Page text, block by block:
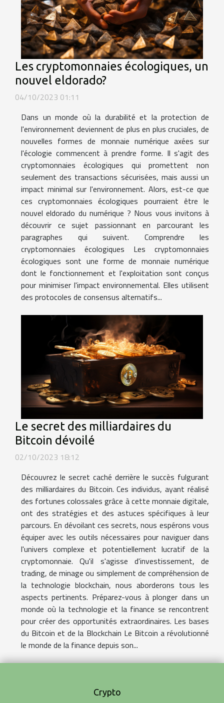
Les cryptomonnaies écologiques, un
nouvel eldorado?
04/10/2023 01:11
Dans un monde où la durabilité et la protection de
l'environnement deviennent de plus en plus cruciales, de
nouvelles formes de monnaie numérique axées sur
l'écologie commencent à prendre forme. Il s'agit des
cryptomonnaies écologiques qui promettent non
seulement des transactions sécurisées, mais aussi un
impact minimal sur l'environnement. Alors, est-ce que
ces cryptomonnaies écologiques pourraient être le
nouvel eldorado du numérique ? Nous vous invitons à
découvrir ce sujet passionnant en parcourant les
paragraphes qui suivent. Comprendre les
cryptomonnaies écologiques Les cryptomonnaies
écologiques sont une forme de monnaie numérique
dont le fonctionnement et l'exploitation sont conçus
pour minimiser l'impact environnemental. Elles utilisent
des protocoles de consensus alternatifs...
Le secret des milliardaires du
Bitcoin dévoilé
02/10/2023 18:12
Découvrez le secret caché derrière le succès fulgurant
des milliardaires du Bitcoin. Ces individus, ayant réalisé
des fortunes colossales grâce à cette monnaie digitale,
ont des stratégies et des astuces spécifiques à leur
parcours. En dévoilant ces secrets, nous espérons vous
équiper avec les outils nécessaires pour naviguer dans
l'univers complexe et potentiellement lucratif de la
cryptomonnaie. Qu'il s'agisse d'investissement, de
trading, de minage ou simplement de compréhension de
la technologie blockchain, nous aborderons tous les
aspects pertinents. Préparez-vous à plonger dans un
monde où la technologie et la finance se rencontrent
pour créer des opportunités extraordinaires. Les bases
du Bitcoin et de la Blockchain Le Bitcoin a révolutionné
le monde de la finance depuis son...
Crypto